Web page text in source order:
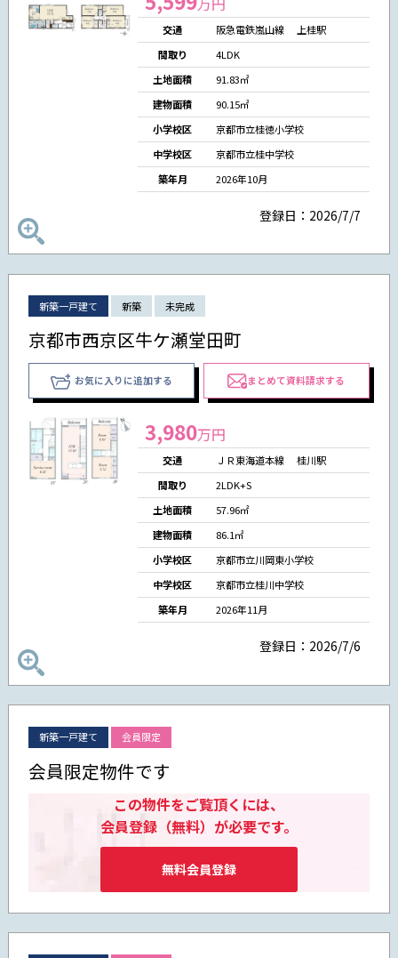
交通
阪急電鉄嵐山線 上桂駅
間取り
4LDK
土地面積
91.83㎡
建物面積
90.15㎡
小学校区
京都市立桂徳小学校
中学校区
京都市立桂中学校
築年月
2026年10月
登録日：2026/7/7
新築一戸建て 新築 未完成
京都市西京区牛ケ瀬堂田町
お気に入りに追加する まとめて資料請求する
3,980万円
交通
ＪＲ東海道本線 桂川駅
間取り
2LDK+S
土地面積
57.96㎡
建物面積
86.1㎡
小学校区
京都市立川岡東小学校
中学校区
京都市立桂川中学校
築年月
2026年11月
登録日：2026/7/6
新築一戸建て 会員限定
会員限定物件です
この物件をご覧頂くには、
会員登録（無料）が必要です。
無料会員登録